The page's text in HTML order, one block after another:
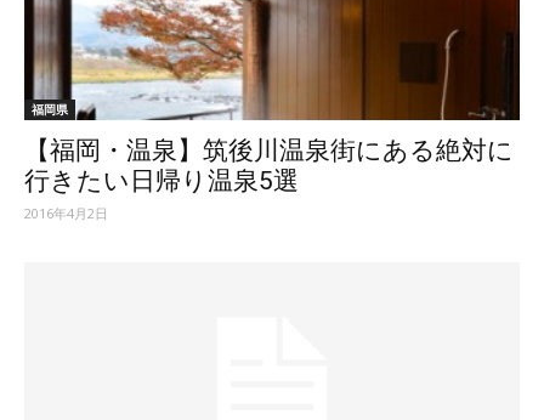
福岡県
【福岡・温泉】筑後川温泉街にある絶対に
行きたい日帰り温泉5選
2016年4月2日